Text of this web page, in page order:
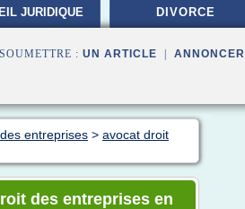
JURIDIQUE DIVORCE
: UN ARTICLE ANNONCER
entreprises > avocat droit
des entreprises en